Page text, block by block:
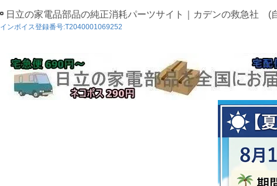
日立の家電品部品の純正消耗パーツサイト｜カデンの救急社 (
インボイス登録番号:T2040001069252